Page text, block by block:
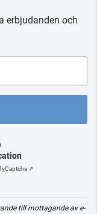
erbjudanden och
Captcha ⇗
till mottagande av e-